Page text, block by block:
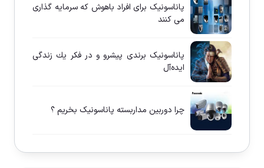
پاناسونيک برای افراد باهوش كه سرمايه گذاری
می كنند
پاناسونيک برندی پيشرو و در فكر يك زندگی
ايده‌آل
چرا دوربين مداربسته پاناسونيک بخريم ؟